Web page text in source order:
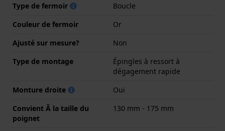
Type de fermoir
Boucle
Couleur de fermoir
Or
Ajusté sur mesure?
Non
Type de montage
Épingles à ressort à
dégagement rapide
Monture droite
Oui
Convient Ă la taille du
poignet
130 mm - 175 mm